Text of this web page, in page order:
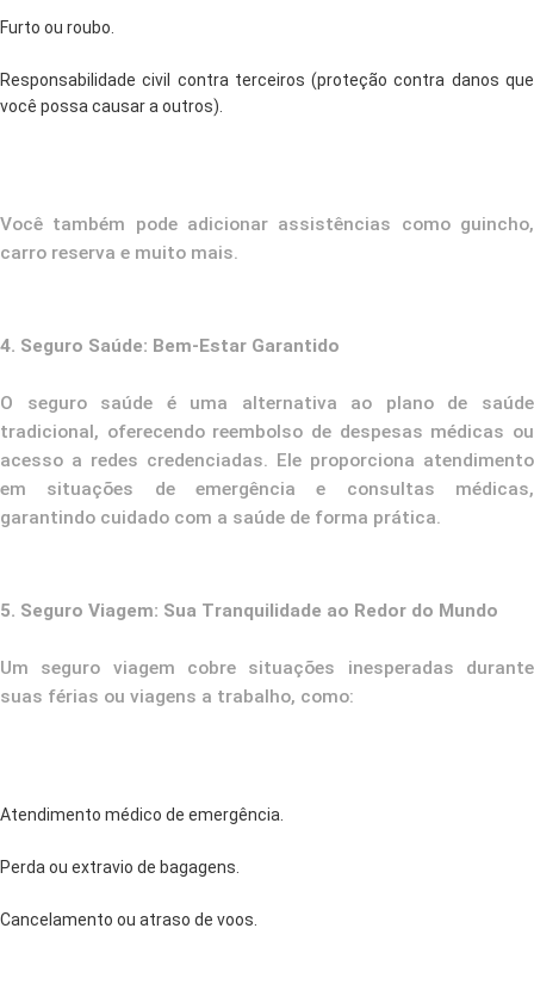
Furto ou roubo.
Responsabilidade civil contra terceiros (proteção contra danos que
você possa causar a outros).
Você também pode adicionar assistências como guincho,
carro reserva e muito mais.
4. Seguro Saúde: Bem-Estar Garantido
O seguro saúde é uma alternativa ao plano de saúde
tradicional, oferecendo reembolso de despesas médicas ou
acesso a redes credenciadas. Ele proporciona atendimento
em situações de emergência e consultas médicas,
garantindo cuidado com a saúde de forma prática.
5. Seguro Viagem: Sua Tranquilidade ao Redor do Mundo
Um seguro viagem cobre situações inesperadas durante
suas férias ou viagens a trabalho, como:
Atendimento médico de emergência.
Perda ou extravio de bagagens.
Cancelamento ou atraso de voos.